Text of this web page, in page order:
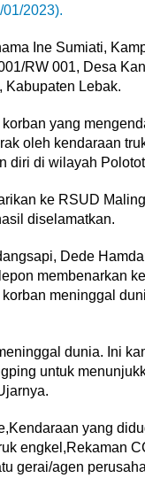
2023).
Ine Sumiati,
RW 001, Desa
Kabupaten Lebak.
yang
oleh kendaraan
diri di wilayah
ke RSUD
diselamatkan.
Dede
membenarkan
meninggal
dunia. Ini
untuk
yang
engkel,Rekaman
gerai/agen